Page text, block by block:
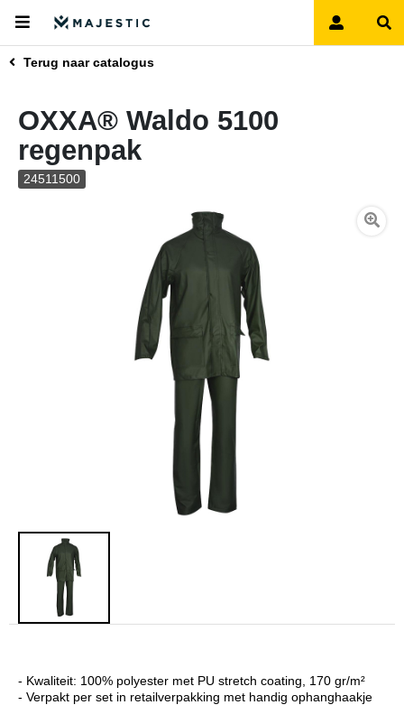
Terug naar catalogus
OXXA® Waldo 5100
regenpak
24511500
- Kwaliteit: 100% polyester met PU stretch coating, 170 gr/m²
- Verpakt per set in retailverpakking met handig ophanghaakje